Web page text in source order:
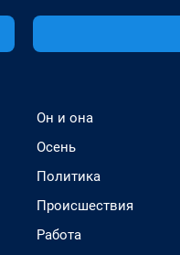
Он и она
Осень
Политика
Происшествия
Работа